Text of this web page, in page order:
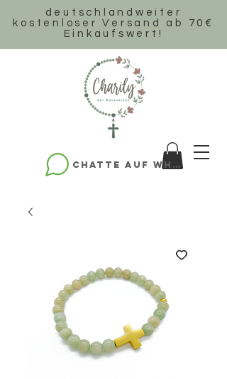
deutschlandweiter
k ostenloser Versand ab 70€
Einkaufswert!
Chatte auf WhatsApp